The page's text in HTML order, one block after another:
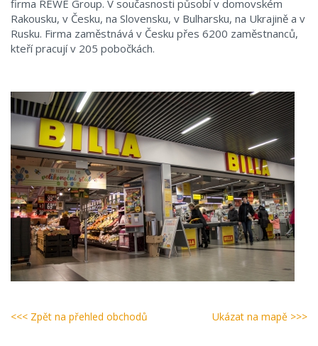
firma REWE Group. V současnosti působí v domovském
Rakousku, v Česku, na Slovensku, v Bulharsku, na Ukrajině a v
Rusku. Firma zaměstnává v Česku přes 6200 zaměstnanců,
kteří pracují v 205 pobočkách.
<<< Zpět na přehled obchodů Ukázat na mapě >>>